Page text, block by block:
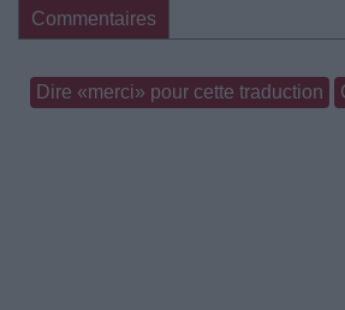
Commentaires
Dire «merci» pour cette traduction